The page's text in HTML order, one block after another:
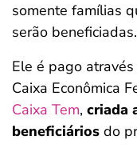
somente famílias
serão beneficiadas.
Ele é pago
Caixa Econômica
Caixa Tem, criada
beneficiários do